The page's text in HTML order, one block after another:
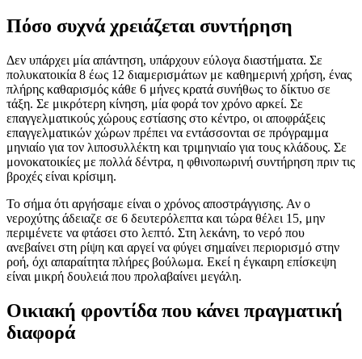
Πόσο συχνά χρειάζεται συντήρηση
Δεν υπάρχει μία απάντηση, υπάρχουν εύλογα διαστήματα. Σε
πολυκατοικία 8 έως 12 διαμερισμάτων με καθημερινή χρήση, ένας
πλήρης καθαρισμός κάθε 6 μήνες κρατά συνήθως το δίκτυο σε
τάξη. Σε μικρότερη κίνηση, μία φορά τον χρόνο αρκεί. Σε
επαγγελματικούς χώρους εστίασης στο κέντρο, οι αποφράξεις
επαγγελματικών χώρων πρέπει να εντάσσονται σε πρόγραμμα
μηνιαίο για τον λιποσυλλέκτη και τριμηνιαίο για τους κλάδους. Σε
μονοκατοικίες με πολλά δέντρα, η φθινοπωρινή συντήρηση πριν τις
βροχές είναι κρίσιμη.
Το σήμα ότι αργήσαμε είναι ο χρόνος αποστράγγισης. Αν ο
νεροχύτης άδειαζε σε 6 δευτερόλεπτα και τώρα θέλει 15, μην
περιμένετε να φτάσει στο λεπτό. Στη λεκάνη, το νερό που
ανεβαίνει στη ρίψη και αργεί να φύγει σημαίνει περιορισμό στην
ροή, όχι απαραίτητα πλήρες βούλωμα. Εκεί η έγκαιρη επίσκεψη
είναι μικρή δουλειά που προλαβαίνει μεγάλη.
Οικιακή φροντίδα που κάνει πραγματική
διαφορά